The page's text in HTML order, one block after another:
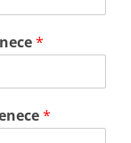
*
*